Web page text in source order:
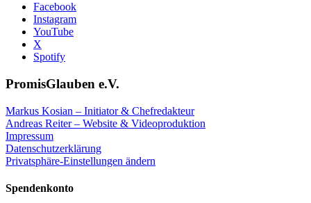
Facebook
Instagram
YouTube
X
Spotify
PromisGlauben e.V.
Markus Kosian – Initiator & Chefredakteur
Andreas Reiter – Website & Videoproduktion
Impressum
Datenschutzerklärung
Privatsphäre-Einstellungen ändern
Spendenkonto